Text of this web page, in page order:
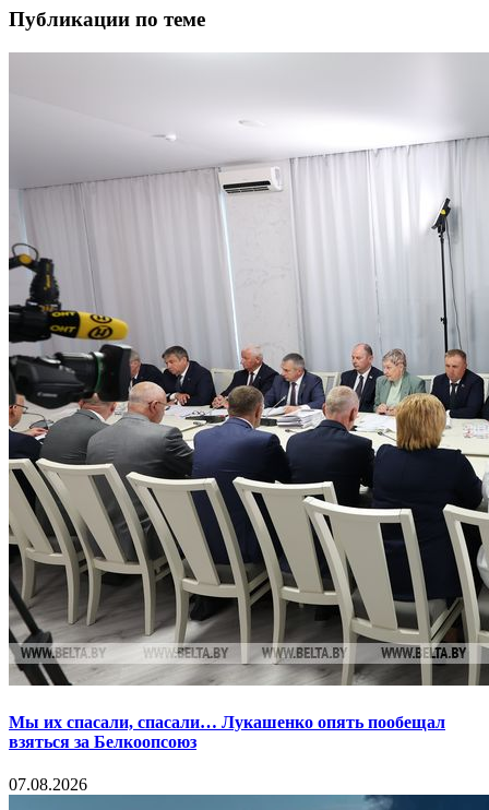
Публикации по теме
Мы их спасали, спасали… Лукашенко опять пообещал
взяться за Белкоопсоюз
07.08.2026